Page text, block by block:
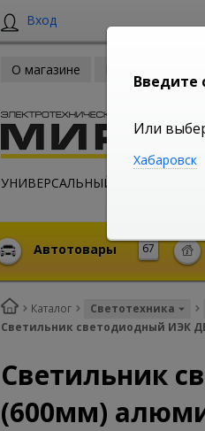
Вход
О магазине
УНИВЕРСАЛЬНЫЙ ИНТЕРНЕТ
67
Автотовары
Каталог Светотехника
Светильник светодиодный ИЭК
Светильник
(600мм)
Введите
Или
Хабаровск